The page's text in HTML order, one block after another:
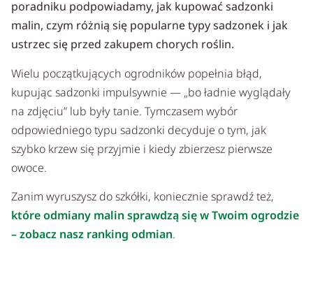
poradniku podpowiadamy, jak kupować sadzonki
malin, czym różnią się popularne typy sadzonek i jak
ustrzec się przed zakupem chorych roślin.
Wielu początkujących ogrodników popełnia błąd,
kupując sadzonki impulsywnie — „bo ładnie wyglądały
na zdjęciu” lub były tanie. Tymczasem wybór
odpowiedniego typu sadzonki decyduje o tym, jak
szybko krzew się przyjmie i kiedy zbierzesz pierwsze
owoce.
Zanim wyruszysz do szkółki, koniecznie sprawdź też,
które odmiany malin sprawdzą się w Twoim ogrodzie
– zobacz nasz ranking odmian.